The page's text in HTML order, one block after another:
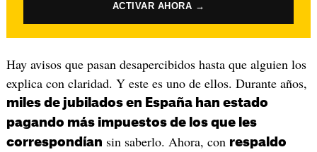
ACTIVAR AHORA →
Hay avisos que pasan desapercibidos hasta que alguien los
explica con claridad. Y este es uno de ellos. Durante años,
miles de jubilados en España han estado
pagando más impuestos de los que les
correspondían sin saberlo. Ahora, con respaldo